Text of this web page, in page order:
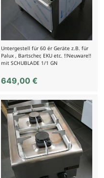
Untergestell für 60 ér Geräte z.B. für
Palux , Bartscher, EKU etc. !!Neuware!!
mit SCHUBLADE 1/1 GN
649,00€